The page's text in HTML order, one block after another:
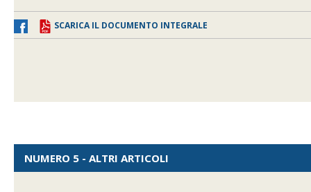
SCARICA IL DOCUMENTO INTEGRALE
NUMERO 5 - ALTRI ARTICOLI